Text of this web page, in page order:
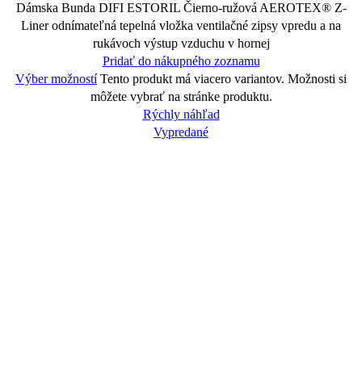
Dámska Bunda DIFI ESTORIL Čierno-ružová AEROTEX® Z-
Liner odnímateľná tepelná vložka ventilačné zipsy vpredu a na
rukávoch výstup vzduchu v hornej
Pridať do nákupného zoznamu
Výber možností Tento produkt má viacero variantov. Možnosti si
môžete vybrať na stránke produktu.
Rýchly náhľad
Vypredané